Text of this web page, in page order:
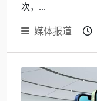
次，...
媒体报道